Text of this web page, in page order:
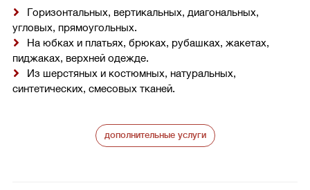
Горизонтальных, вертикальных, диагональных,
угловых, прямоугольных.
На юбках и платьях, брюках, рубашках, жакетах,
пиджаках, верхней одежде.
Из шерстяных и костюмных, натуральных,
синтетических, смесовых тканей.
дополнительные услуги